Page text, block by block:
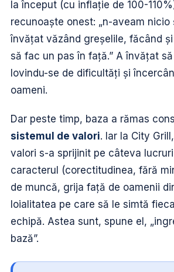
la început (cu inflație de 100-
recunoaște onest: „n-aveam nicio
învățat văzând greșelile, făcând și
să fac un pas în față.” A învățat
lovindu-se de dificultăți și
oameni.
Dar peste timp, baza a rămas
sistemul de valori. Iar la City
valori s-a sprijinit pe câteva
caracterul (corectitudinea, fără
de muncă, grija față de oamenii
loialitatea pe care să le simtă
echipă. Astea sunt, spune el,
bază”.